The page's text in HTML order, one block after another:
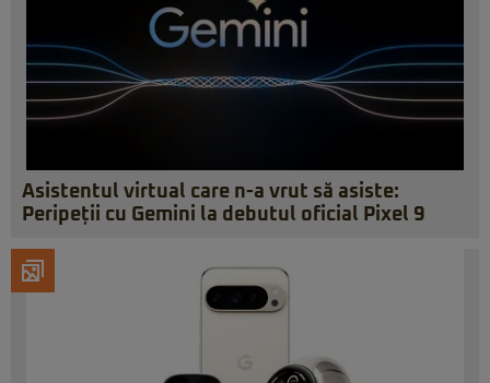
Asistentul virtual care n-a vrut să asiste:
Peripeții cu Gemini la debutul oficial Pixel 9